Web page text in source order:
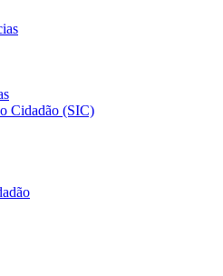
Cidadão (SIC)